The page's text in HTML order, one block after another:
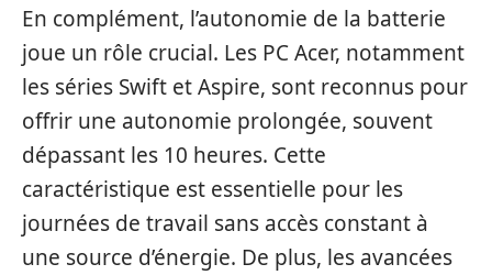
En complément, l’autonomie de la batterie
joue un rôle crucial. Les PC Acer, notamment
les séries Swift et Aspire, sont reconnus pour
offrir une autonomie prolongée, souvent
dépassant les 10 heures. Cette
caractéristique est essentielle pour les
journées de travail sans accès constant à
une source d’énergie. De plus, les avancées